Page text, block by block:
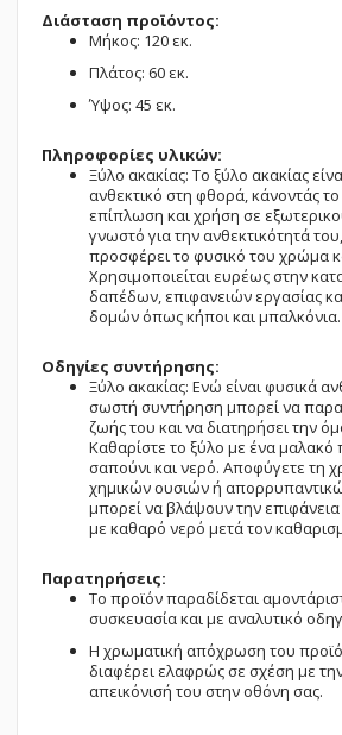
Διάσταση προϊόντος:
Μήκος: 120 εκ.
Πλάτος: 60 εκ.
Ύψος: 45 εκ.
Πληροφορίες υλικών:
Ξύλο ακακίας: Το ξύλο ακακίας
ανθεκτικό στη φθορά, κάνοντάς
επίπλωση και χρήση σε
γνωστό για την ανθεκτικότητά
προσφέρει το φυσικό του χρώμα
Χρησιμοποιείται ευρέως στην
δαπέδων, επιφανειών εργασίας
δομών όπως κήποι και μπαλκόνια.
Οδηγίες συντήρησης:
Ξύλο ακακίας: Ενώ είναι φυσικά
σωστή συντήρηση μπορεί να
ζωής του και να διατηρήσει την
Καθαρίστε το ξύλο με ένα μαλακό
σαπούνι και νερό. Αποφύγετε τη
χημικών ουσιών ή
μπορεί να βλάψουν την επιφάνεια
με καθαρό νερό μετά τον
Παρατηρήσεις:
Το προϊόν παραδίδεται
συσκευασία και με αναλυτικό
Η χρωματική απόχρωση του
διαφέρει ελαφρώς σε σχέση με
απεικόνισή του στην οθόνη σας.